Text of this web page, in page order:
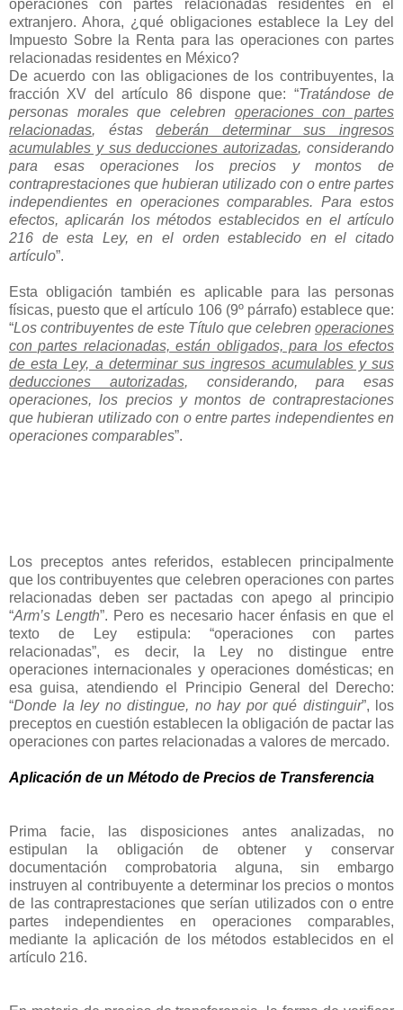
operaciones con partes relacionadas residentes en el
extranjero. Ahora, ¿qué obligaciones establece la Ley del
Impuesto Sobre la Renta para las operaciones con partes
relacionadas residentes en México?
De acuerdo con las obligaciones de los contribuyentes, la
fracción XV del artículo 86 dispone que: “Tratándose de
personas morales que celebren operaciones con partes
relacionadas, éstasdeberán determinar sus ingresos
acumulables y sus deducciones autorizadas, considerando
para esas operaciones los precios y montos de
contraprestaciones que hubieran utilizado con o entre partes
independientes en operaciones comparables. Para estos
efectos, aplicarán los métodos establecidos en el artículo
216 de esta Ley, en el orden establecido en el citado
artículo”.
Esta obligación también es aplicable para las personas
físicas, puesto que el artículo 106 (9º párrafo) establece que:
“Los contribuyentes de este Título que celebren operaciones
con partes relacionadas, están obligados, para los efectos
de esta Ley, a determinar sus ingresos acumulables y sus
deducciones autorizadas, considerando, para esas
operaciones, los precios y montos de contraprestaciones
que hubieran utilizado con o entre partes independientes en
operaciones comparables”.
Los preceptos antes referidos, establecen principalmente
que los contribuyentes que celebren operaciones con partes
relacionadas deben ser pactadas con apego al principio
“Arm’s Length”. Pero es necesario hacer énfasis en que el
texto de Ley estipula: “operaciones con partes
relacionadas”, es decir, la Ley no distingue entre
operaciones internacionales y operaciones domésticas; en
esa guisa, atendiendo el Principio General del Derecho:
“Donde la ley no distingue, no hay por qué distinguir”, los
preceptos en cuestión establecen la obligación de pactar las
operaciones con partes relacionadas a valores de mercado.
Aplicación de un Método de Precios de Transferencia
Prima facie, las disposiciones antes analizadas, no
estipulan la obligación de obtener y conservar
documentación comprobatoria alguna, sin embargo
instruyen al contribuyente a determinar los precios o montos
de las contraprestaciones que serían utilizados con o entre
partes independientes en operaciones comparables,
mediante la aplicación de los métodos establecidos en el
artículo 216.